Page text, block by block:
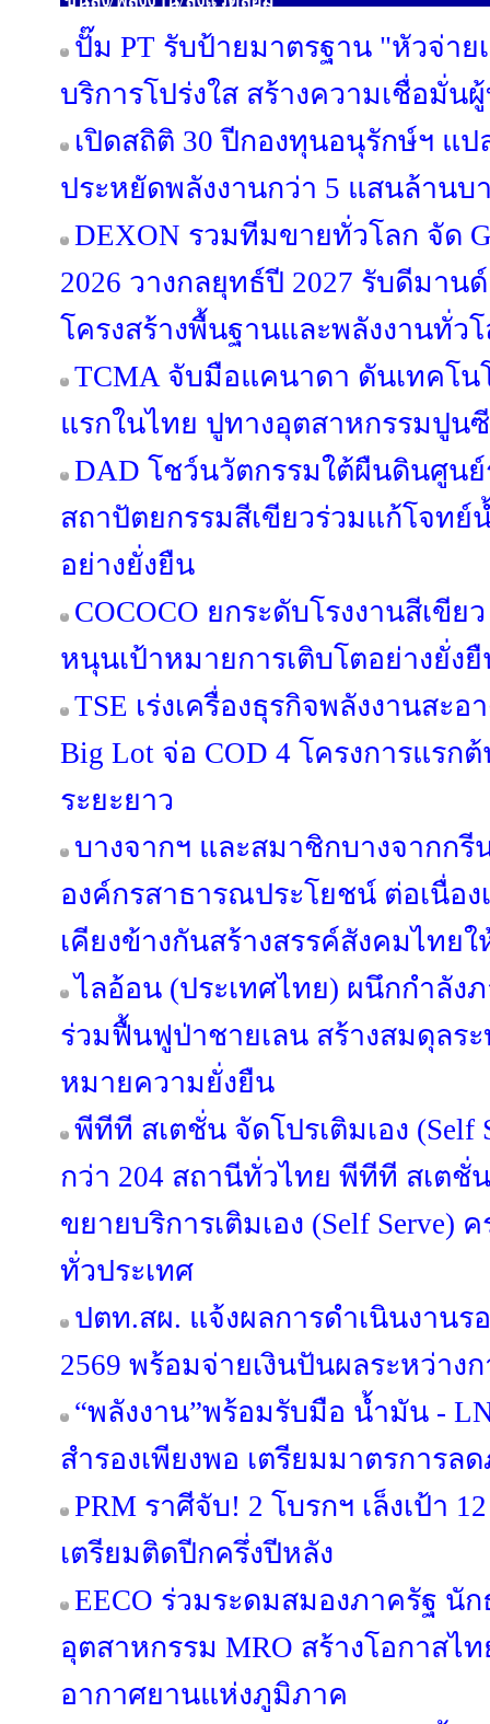
ปั๊ม PT รับป้ายมาตรฐาน "หัวจ่าย
บริการโปร่งใส สร้างความเชื่อมั่น
เปิดสถิติ 30 ปีกองทุนอนุรักษ์ฯ แ
ประหยัดพลังงานกว่า 5 แสนล้านบ
DEXON รวมทีมขายทั่วโลก จัด
2026 วางกลยุทธ์ปี 2027 รับดีมาน
โครงสร้างพื้นฐานและพลังงานทั่ว
TCMA จับมือแคนาดา ดันเทคโน
แรกในไทย ปูทางอุตสาหกรรมปูนซี
DAD โชว์นวัตกรรมใต้ผืนดินศูน
สถาปัตยกรรมสีเขียวร่วมแก้โจท
อย่างยั่งยืน
COCOCO ยกระดับโรงงานสีเขี
หนุนเป้าหมายการเติบโตอย่างยั่ง
TSE เร่งเครื่องธุรกิจพลังงานสะ
Big Lot จ่อ COD 4 โครงการแรก
ระยะยาว
บางจากฯ และสมาชิกบางจากก
องค์กรสาธารณประโยชน์ ต่อเนื่อ
เคียงข้างกันสร้างสรรค์สังคมไทย
ไลอ้อน (ประเทศไทย) ผนึกกำลัง
ร่วมฟื้นฟูป่าชายเลน สร้างสมดุลระ
หมายความยั่งยืน
พีทีที สเตชั่น จัดโปรเติมเอง (Self
กว่า 204 สถานีทั่วไทย พีทีที สเตชั่
ขยายบริการเติมเอง (Self Serve)
ทั่วประเทศ
ปตท.สผ. แจ้งผลการดำเนินงานร
2569 พร้อมจ่ายเงินปันผลระหว่าง
“พลังงาน”พร้อมรับมือ น้ำมัน -
สำรองเพียงพอ เตรียมมาตรการล
PRM ราศีจับ! 2 โบรกฯ เล็งเป้า
เตรียมติดปีกครึ่งปีหลัง
EECO ร่วมระดมสมองภาครัฐ นั
อุตสาหกรรม MRO สร้างโอกาสไ
อากาศยานแห่งภูมิภาค